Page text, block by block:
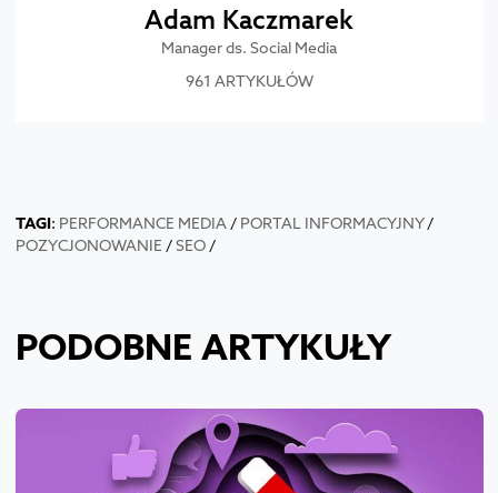
Adam Kaczmarek
Manager ds. Social Media
961 ARTYKUŁÓW
TAGI: PERFORMANCE MEDIA/ PORTAL INFORMACYJNY/
POZYCJONOWANIE /SEO/
PODOBNE ARTYKUŁY